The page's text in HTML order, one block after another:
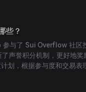
些？
参与了 Sui Overflow 社区
声誉积分机制，更好地奖
划，根据参与度和交易表